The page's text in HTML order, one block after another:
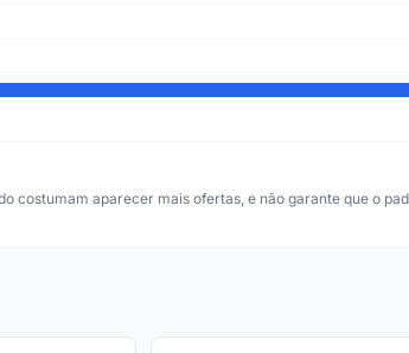
costumam aparecer mais ofertas, e não garante que o